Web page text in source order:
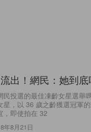
出！網民：她到
民投選的最佳凍齡女星選舉
星，以 36 歲之齡獲選冠軍
，即使拍在 32
年8月21日